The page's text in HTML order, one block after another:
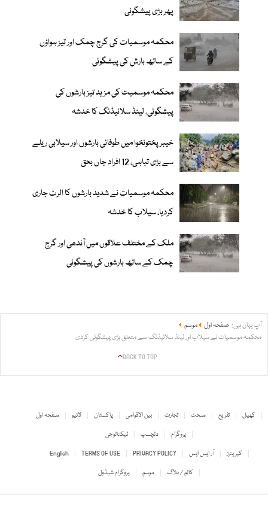
پھر بڑی پیشگوئی
محکمہ موسمیات کی گرج چمک اور تیز ہواؤں
کے ساتھ بارش کی پیشگوئی
محکمہ موسمیت کی مزید تیز بارشوں کی
پیشگوئی، لینڈ سلائیڈنگ کا خدشہ
خیبرپختونخوا میں طوفانی بارشوں اور سیلابی ریلے
سے بڑی تباہی، 12 افراد جاں بحق
محکمہ موسمیات نے شدید بارشوں کا الرٹ جاری
کردیا، سیلاب کا خدشہ
ملک کے مختلف علاقوں میں آندھی اور گرج
چمک کے ساتھ بارشوں کی پیشگوئی
آپ یہاں ہیں: صفحہ اول
موسم
محکمہ موسمیات نے سیلاب اور لینڈ سلائیڈنگ سے متعلق بڑی پیشگوئی کردی
BACK TO TOP
صفحہ اول لائیو پاکستان بین الاقوامی تجارت صحت تفریح
کھیل
ٹیکنالوجی
دلچسپ
پروگرام
English
TERMS OF USE PRIVACY POLICY آر ایس ایس
کیریئرز
پروگرام شیڈول
موسم کالم / بلاگ